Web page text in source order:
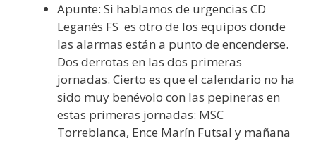
Apunte: Si hablamos de urgencias CD
Leganés FS es otro de los equipos donde
las alarmas están a punto de encenderse.
Dos derrotas en las dos primeras
jornadas. Cierto es que el calendario no ha
sido muy benévolo con las pepineras en
estas primeras jornadas: MSC
Torreblanca, Ence Marín Futsal y mañana